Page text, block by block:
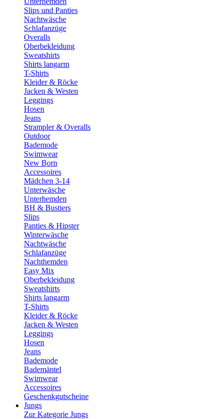
Slips und Panties
Nachtwäsche
Schlafanzüge
Overalls
Oberbekleidung
Sweatshirts
Shirts langarm
T-Shirts
Kleider & Röcke
Jacken & Westen
Leggings
Hosen
Jeans
Strampler & Overalls
Outdoor
Bademode
Swimwear
New Born
Accessoires
Mädchen 3-14
Unterwäsche
Unterhemden
BH & Bustiers
Slips
Panties & Hipster
Winterwäsche
Nachtwäsche
Schlafanzüge
Nachthemden
Easy Mix
Oberbekleidung
Sweatshirts
Shirts langarm
T-Shirts
Kleider & Röcke
Jacken & Westen
Leggings
Hosen
Jeans
Bademode
Bademäntel
Swimwear
Accessoires
Geschenkgutscheine
Jungs
Zur Kategorie Jungs